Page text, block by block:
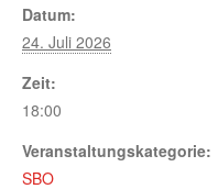
Datum:
24. Juli 2026
Zeit:
18:00
Veranstaltungskategorie:
SBO